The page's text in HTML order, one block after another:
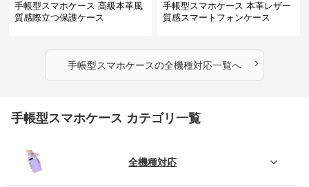
手帳型スマホケース 高級本革風
質感際立つ保護ケース
手帳型スマホケース 本革レザー
質感スマートフォンケース
手帳型スマホケースの全機種対応一覧へ ›
手帳型スマホケース カテゴリ一覧
全機種対応